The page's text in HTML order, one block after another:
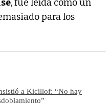
, fue leída como un
para los
a Kicillof: “No hay